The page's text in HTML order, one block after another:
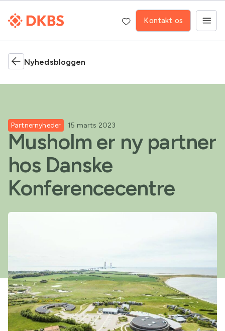
Kontakt os
Nyhedsbloggen
Partnernyheder 15 marts 2023
Musholm er ny partner
hos Danske
Konferencecentre